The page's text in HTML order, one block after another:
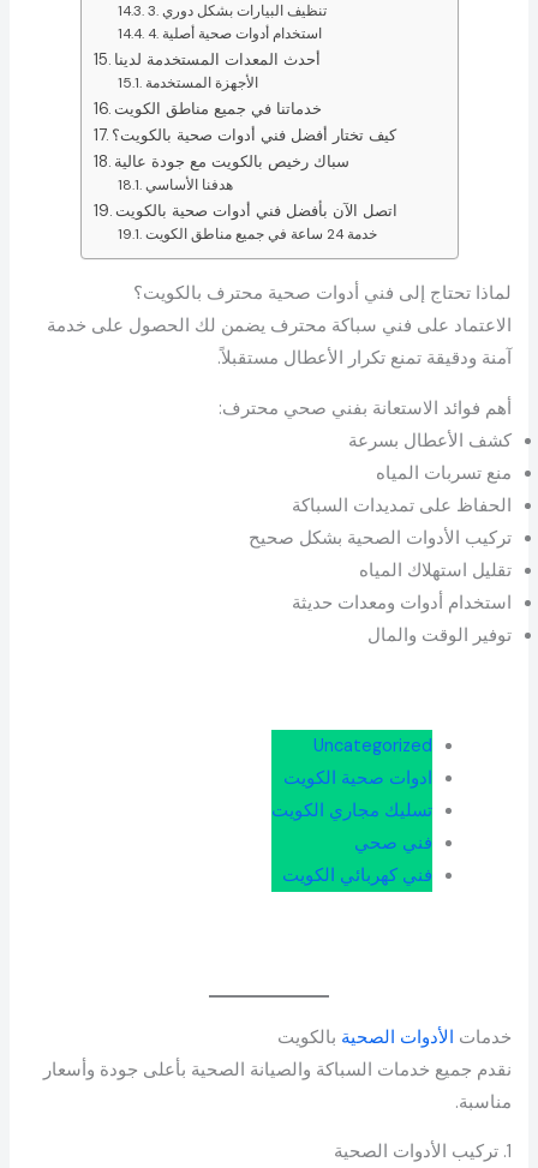
3. تنظيف البيارات بشكل دوري
4. استخدام أدوات صحية أصلية
أحدث المعدات المستخدمة لدينا
الأجهزة المستخدمة
خدماتنا في جميع مناطق الكويت
كيف تختار أفضل فني أدوات صحية بالكويت؟
سباك رخيص بالكويت مع جودة عالية
هدفنا الأساسي
اتصل الآن بأفضل فني أدوات صحية بالكويت
خدمة 24 ساعة في جميع مناطق الكويت
لماذا تحتاج إلى فني أدوات صحية محترف بالكويت؟
الاعتماد على فني سباكة محترف يضمن لك الحصول على خدمة
آمنة ودقيقة تمنع تكرار الأعطال مستقبلاً.
أهم فوائد الاستعانة بفني صحي محترف:
كشف الأعطال بسرعة
منع تسربات المياه
الحفاظ على تمديدات السباكة
تركيب الأدوات الصحية بشكل صحيح
تقليل استهلاك المياه
استخدام أدوات ومعدات حديثة
توفير الوقت والمال
Uncategorized
ادوات صحية الكويت
تسليك مجاري الكويت
فني صحي
فني كهربائي الكويت
خدمات الأدوات الصحية بالكويت
نقدم جميع خدمات السباكة والصيانة الصحية بأعلى جودة وأسعار
مناسبة.
1. تركيب الأدوات الصحية